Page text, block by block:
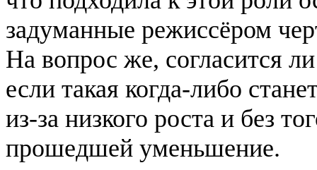
задуманные режиссёром
На вопрос же, согласится
если такая когда-либо
из-за низкого роста и без
прошедшей уменьшение.